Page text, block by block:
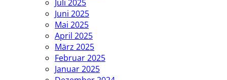
Juli 2025
Juni 2025
Mai 2025
April 2025
März 2025
Februar 2025
Januar 2025